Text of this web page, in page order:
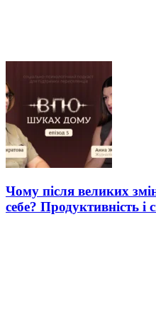
Чому після великих
себе? Продуктивність